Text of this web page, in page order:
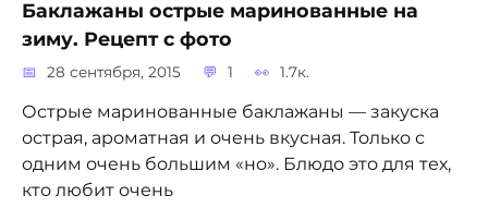
Баклажаны острые маринованные на
зиму. Рецепт с фото
28 сентября, 2015 1 1.7к.
Острые маринованные баклажаны — закуска
острая, ароматная и очень вкусная. Только с
одним очень большим «но». Блюдо это для тех,
кто любит очень